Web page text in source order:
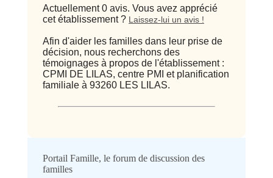
Actuellement 0 avis. Vous avez apprécié
cet établissement ? Laissez-lui un avis !
Afin d'aider les familles dans leur prise de
décision, nous recherchons des
témoignages à propos de l'établissement :
CPMI DE LILAS, centre PMI et planification
familiale à 93260 LES LILAS.
Avis
Portail Famille, le forum de discussion des
familles